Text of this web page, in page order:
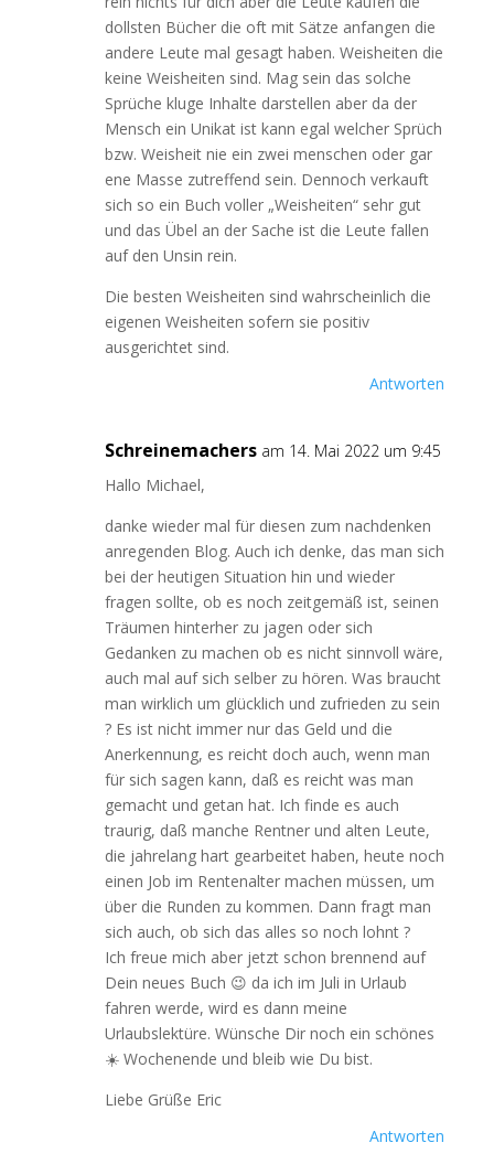
dollsten Bücher die oft mit Sätze anfangen die
andere Leute mal gesagt haben. Weisheiten die
keine Weisheiten sind. Mag sein das solche
Sprüche kluge Inhalte darstellen aber da der
Mensch ein Unikat ist kann egal welcher Sprüch
bzw. Weisheit nie ein zwei menschen oder gar
ene Masse zutreffend sein. Dennoch verkauft
sich so ein Buch voller „Weisheiten“ sehr gut
und das Übel an der Sache ist die Leute fallen
auf den Unsin rein.
Die besten Weisheiten sind wahrscheinlich die
eigenen Weisheiten sofern sie positiv
ausgerichtet sind.
Antworten
Schreinemachers am 14. Mai 2022 um 9:45
Hallo Michael,
danke wieder mal für diesen zum nachdenken
anregenden Blog. Auch ich denke, das man sich
bei der heutigen Situation hin und wieder
fragen sollte, ob es noch zeitgemäß ist, seinen
Träumen hinterher zu jagen oder sich
Gedanken zu machen ob es nicht sinnvoll wäre,
auch mal auf sich selber zu hören. Was braucht
man wirklich um glücklich und zufrieden zu sein
? Es ist nicht immer nur das Geld und die
Anerkennung, es reicht doch auch, wenn man
für sich sagen kann, daß es reicht was man
gemacht und getan hat. Ich finde es auch
traurig, daß manche Rentner und alten Leute,
die jahrelang hart gearbeitet haben, heute noch
einen Job im Rentenalter machen müssen, um
über die Runden zu kommen. Dann fragt man
sich auch, ob sich das alles so noch lohnt ?
Ich freue mich aber jetzt schon brennend auf
Dein neues Buch 😉 da ich im Juli in Urlaub
fahren werde, wird es dann meine
Urlaubslektüre. Wünsche Dir noch ein schönes
☀️ Wochenende und bleib wie Du bist.
Liebe Grüße Eric
Antworten